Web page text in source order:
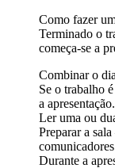
Como fazer
Terminado o
começa-se a
Combinar o
Se o trabalho
a apresentação.
Ler uma ou
Preparar a
Durante a